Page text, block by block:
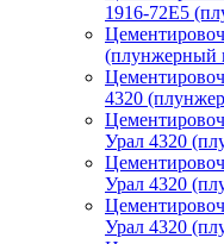
1916-72Е5
(плунжерный
4320
Урал 4320
Урал 4320
Урал 4320